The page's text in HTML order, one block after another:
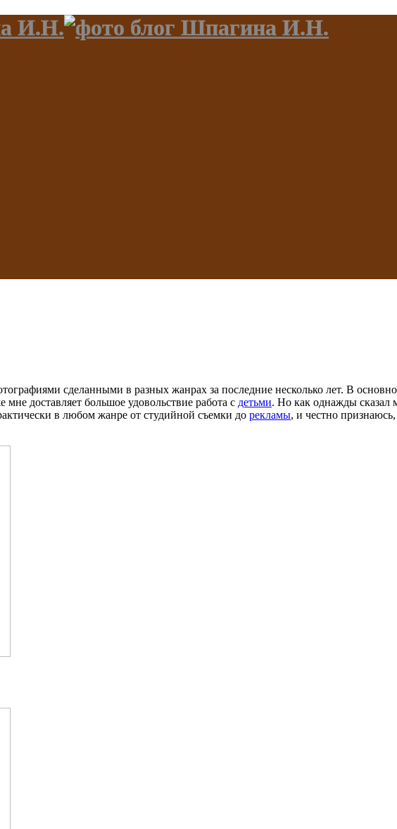
сделанными в разных жанрах за последние несколько лет. В
доставляет большое удовольствие работа с детьми. Но как однажды
в любом жанре от студийной съемки до рекламы, и честно